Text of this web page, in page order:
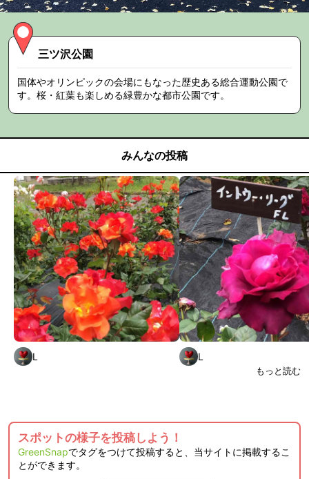
三ツ沢公園
国体やオリンピックの会場にもなった歴史ある総合運動公園で
す。桜・紅葉も楽しめる緑豊かな都市公園です。
みんなの投稿
L L
もっと読む
スポットの様子を投稿しよう！
GreenSnapでタグをつけて投稿すると、当サイトに掲載するこ
とができます。